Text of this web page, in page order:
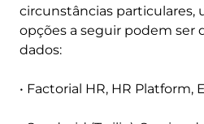
circunstâncias particulares,
opções a seguir podem ser
dados:
• Factorial HR, HR Platform,